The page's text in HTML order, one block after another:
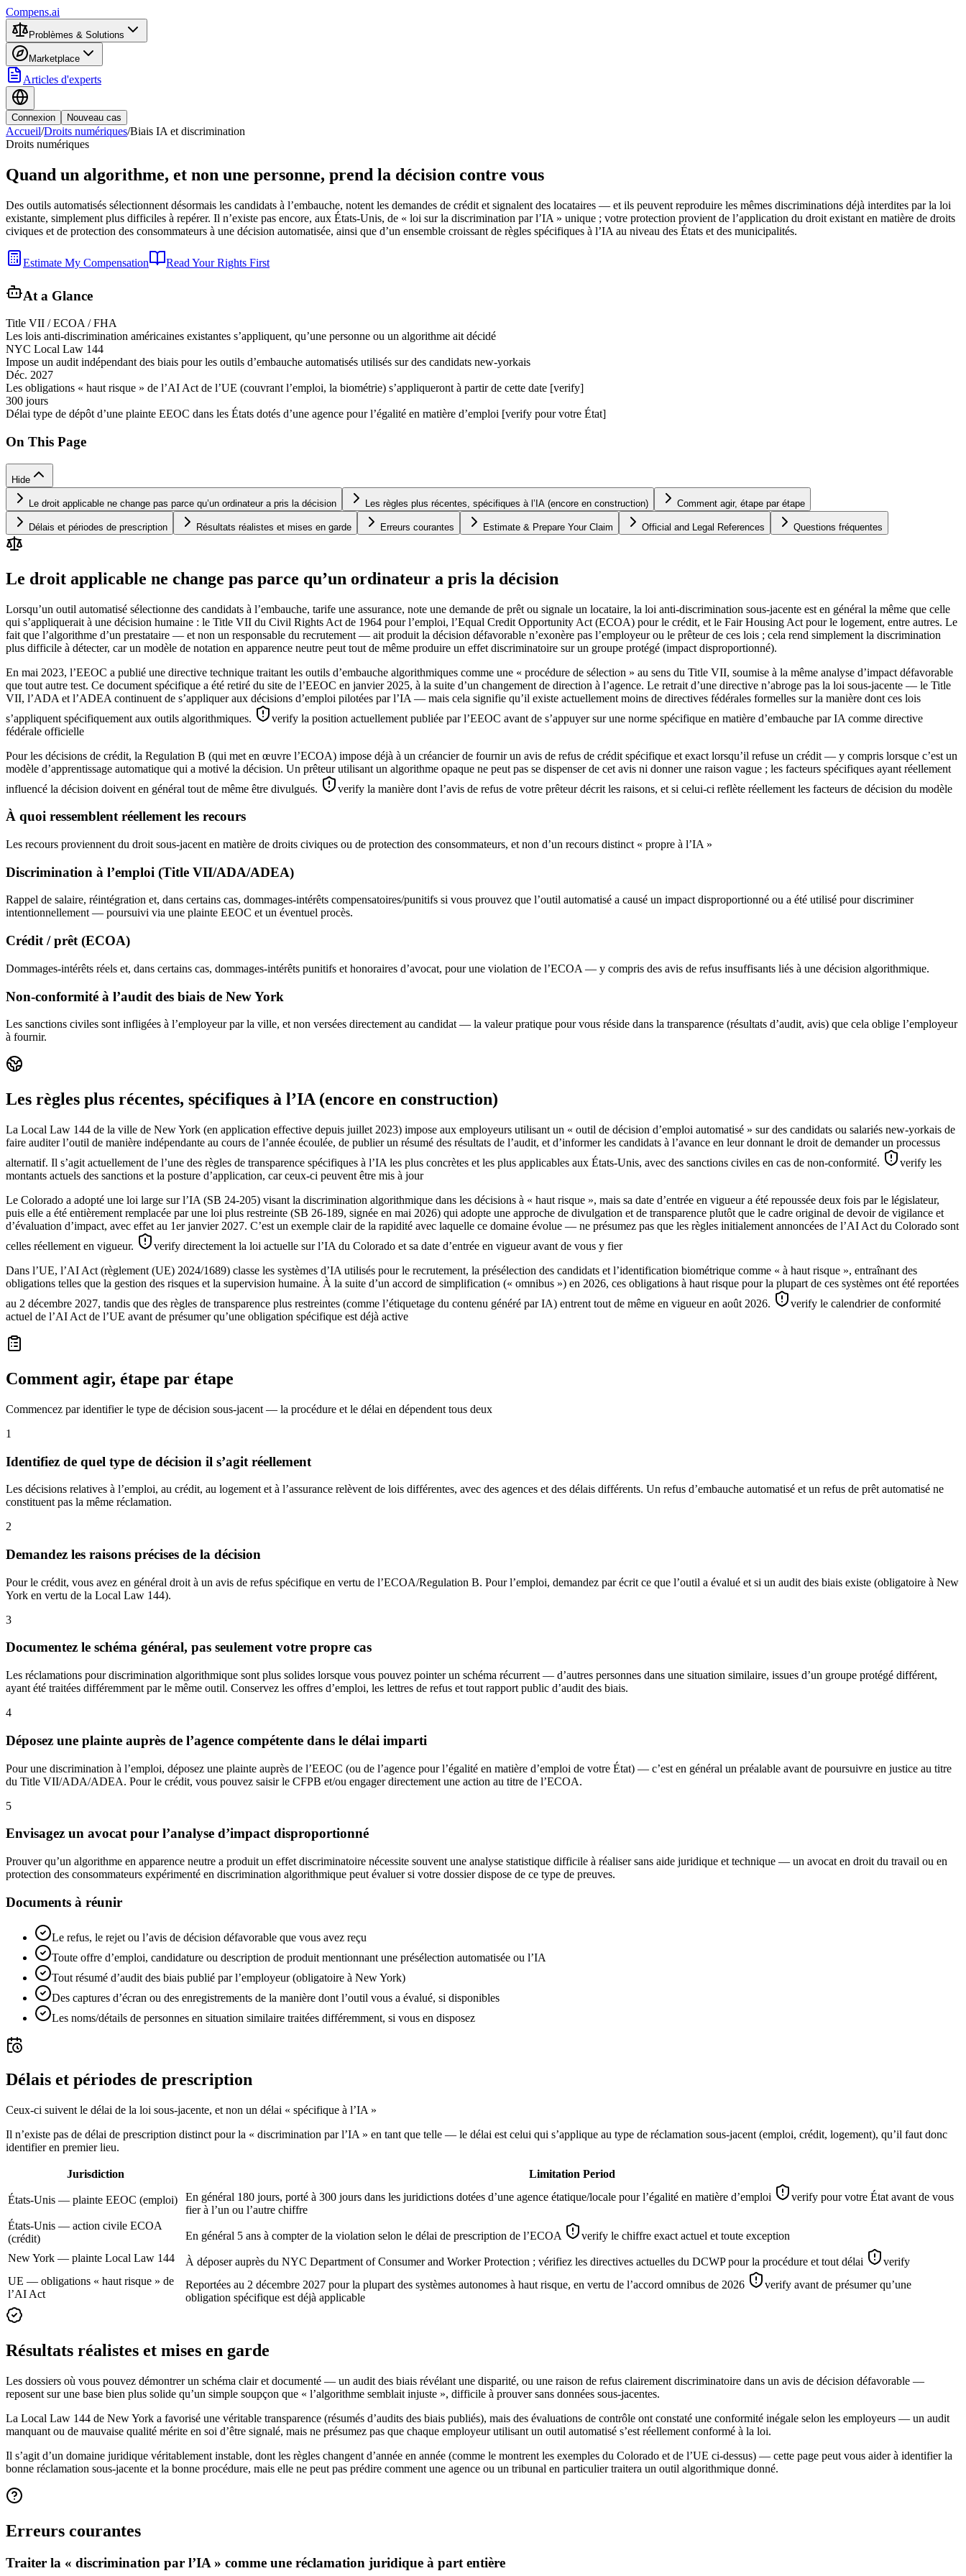
Compens.ai
Problèmes & Solutions
Marketplace
Articles d'experts
Connexion Nouveau cas
Accueil/Droits numériques/Biais IA et discrimination
Droits numériques
Quand un algorithme, et non une personne, prend la décision contre vous
Des outils automatisés sélectionnent désormais les candidats à l’embauche, notent les demandes de crédit et signalent des locataires — et ils peuvent reproduire les mêmes discriminations déjà interdites par la loi
existante, simplement plus difficiles à repérer. Il n’existe pas encore, aux États-Unis, de « loi sur la discrimination par l’IA » unique ; votre protection provient de l’application du droit existant en matière de droits
civiques et de protection des consommateurs à une décision automatisée, ainsi que d’un ensemble croissant de règles spécifiques à l’IA au niveau des États et des municipalités.
Estimate My Compensation Read Your Rights First
At a Glance
Title VII / ECOA / FHA
Les lois anti-discrimination américaines existantes s’appliquent, qu’une personne ou un algorithme ait décidé
NYC Local Law 144
Impose un audit indépendant des biais pour les outils d’embauche automatisés utilisés sur des candidats new-yorkais
Déc. 2027
Les obligations « haut risque » de l’AI Act de l’UE (couvrant l’emploi, la biométrie) s’appliqueront à partir de cette date [verify]
300 jours
Délai type de dépôt d’une plainte EEOC dans les États dotés d’une agence pour l’égalité en matière d’emploi [verify pour votre État]
On This Page
Hide
Le droit applicable ne change pas parce qu’un ordinateur a pris la décision Les règles plus récentes, spécifiques à l’IA (encore en construction) Comment agir, étape par étape
Délais et périodes de prescription Résultats réalistes et mises en garde Erreurs courantes Estimate & Prepare Your Claim Official and Legal References Questions fréquentes
Le droit applicable ne change pas parce qu’un ordinateur a pris la décision
Lorsqu’un outil automatisé sélectionne des candidats à l’embauche, tarife une assurance, note une demande de prêt ou signale un locataire, la loi anti-discrimination sous-jacente est en général la même que celle
qui s’appliquerait à une décision humaine : le Title VII du Civil Rights Act de 1964 pour l’emploi, l’Equal Credit Opportunity Act (ECOA) pour le crédit, et le Fair Housing Act pour le logement, entre autres. Le
fait que l’algorithme d’un prestataire — et non un responsable du recrutement — ait produit la décision défavorable n’exonère pas l’employeur ou le prêteur de ces lois ; cela rend simplement la discrimination
plus difficile à détecter, car un modèle de notation en apparence neutre peut tout de même produire un effet discriminatoire sur un groupe protégé (impact disproportionné).
En mai 2023, l’EEOC a publié une directive technique traitant les outils d’embauche algorithmiques comme une « procédure de sélection » au sens du Title VII, soumise à la même analyse d’impact défavorable
que tout autre test. Ce document spécifique a été retiré du site de l’EEOC en janvier 2025, à la suite d’un changement de direction à l’agence. Le retrait d’une directive n’abroge pas la loi sous-jacente — le Title
VII, l’ADA et l’ADEA continuent de s’appliquer aux décisions d’emploi pilotées par l’IA — mais cela signifie qu’il existe actuellement moins de directives fédérales formelles sur la manière dont ces lois
s’appliquent spécifiquement aux outils algorithmiques.
verify la position actuellement publiée par l’EEOC avant de s’appuyer sur une norme spécifique en matière d’embauche par IA comme directive
fédérale officielle
Pour les décisions de crédit, la Regulation B (qui met en œuvre l’ECOA) impose déjà à un créancier de fournir un avis de refus de crédit spécifique et exact lorsqu’il refuse un crédit — y compris lorsque c’est un
modèle d’apprentissage automatique qui a motivé la décision. Un prêteur utilisant un algorithme opaque ne peut pas se dispenser de cet avis ni donner une raison vague ; les facteurs spécifiques ayant réellement
influencé la décision doivent en général tout de même être divulgués.
verify la manière dont l’avis de refus de votre prêteur décrit les raisons, et si celui-ci reflète réellement les facteurs de décision du modèle
À quoi ressemblent réellement les recours
Les recours proviennent du droit sous-jacent en matière de droits civiques ou de protection des consommateurs, et non d’un recours distinct « propre à l’IA »
Discrimination à l’emploi (Title VII/ADA/ADEA)
Rappel de salaire, réintégration et, dans certains cas, dommages-intérêts compensatoires/punitifs si vous prouvez que l’outil automatisé a causé un impact disproportionné ou a été utilisé pour discriminer
intentionnellement — poursuivi via une plainte EEOC et un éventuel procès.
Crédit / prêt (ECOA)
Dommages-intérêts réels et, dans certains cas, dommages-intérêts punitifs et honoraires d’avocat, pour une violation de l’ECOA — y compris des avis de refus insuffisants liés à une décision algorithmique.
Non-conformité à l’audit des biais de New York
Les sanctions civiles sont infligées à l’employeur par la ville, et non versées directement au candidat — la valeur pratique pour vous réside dans la transparence (résultats d’audit, avis) que cela oblige l’employeur
à fournir.
Les règles plus récentes, spécifiques à l’IA (encore en construction)
La Local Law 144 de la ville de New York (en application effective depuis juillet 2023) impose aux employeurs utilisant un « outil de décision d’emploi automatisé » sur des candidats ou salariés new-yorkais de
faire auditer l’outil de manière indépendante au cours de l’année écoulée, de publier un résumé des résultats de l’audit, et d’informer les candidats à l’avance en leur donnant le droit de demander un processus
alternatif. Il s’agit actuellement de l’une des règles de transparence spécifiques à l’IA les plus concrètes et les plus applicables aux États-Unis, avec des sanctions civiles en cas de non-conformité.
verify les
montants actuels des sanctions et la posture d’application, car ceux-ci peuvent être mis à jour
Le Colorado a adopté une loi large sur l’IA (SB 24-205) visant la discrimination algorithmique dans les décisions à « haut risque », mais sa date d’entrée en vigueur a été repoussée deux fois par le législateur,
puis elle a été entièrement remplacée par une loi plus restreinte (SB 26-189, signée en mai 2026) qui adopte une approche de divulgation et de transparence plutôt que le cadre original de devoir de vigilance et
d’évaluation d’impact, avec effet au 1er janvier 2027. C’est un exemple clair de la rapidité avec laquelle ce domaine évolue — ne présumez pas que les règles initialement annoncées de l’AI Act du Colorado sont
celles réellement en vigueur.
verify directement la loi actuelle sur l’IA du Colorado et sa date d’entrée en vigueur avant de vous y fier
Dans l’UE, l’AI Act (règlement (UE) 2024/1689) classe les systèmes d’IA utilisés pour le recrutement, la présélection des candidats et l’identification biométrique comme « à haut risque », entraînant des
obligations telles que la gestion des risques et la supervision humaine. À la suite d’un accord de simplification (« omnibus ») en 2026, ces obligations à haut risque pour la plupart de ces systèmes ont été reportées
au 2 décembre 2027, tandis que des règles de transparence plus restreintes (comme l’étiquetage du contenu généré par IA) entrent tout de même en vigueur en août 2026.
verify le calendrier de conformité
actuel de l’AI Act de l’UE avant de présumer qu’une obligation spécifique est déjà active
Comment agir, étape par étape
Commencez par identifier le type de décision sous-jacent — la procédure et le délai en dépendent tous deux
1
Identifiez de quel type de décision il s’agit réellement
Les décisions relatives à l’emploi, au crédit, au logement et à l’assurance relèvent de lois différentes, avec des agences et des délais différents. Un refus d’embauche automatisé et un refus de prêt automatisé ne
constituent pas la même réclamation.
2
Demandez les raisons précises de la décision
Pour le crédit, vous avez en général droit à un avis de refus spécifique en vertu de l’ECOA/Regulation B. Pour l’emploi, demandez par écrit ce que l’outil a évalué et si un audit des biais existe (obligatoire à New
York en vertu de la Local Law 144).
3
Documentez le schéma général, pas seulement votre propre cas
Les réclamations pour discrimination algorithmique sont plus solides lorsque vous pouvez pointer un schéma récurrent — d’autres personnes dans une situation similaire, issues d’un groupe protégé différent,
ayant été traitées différemment par le même outil. Conservez les offres d’emploi, les lettres de refus et tout rapport public d’audit des biais.
4
Déposez une plainte auprès de l’agence compétente dans le délai imparti
Pour une discrimination à l’emploi, déposez une plainte auprès de l’EEOC (ou de l’agence pour l’égalité en matière d’emploi de votre État) — c’est en général un préalable avant de poursuivre en justice au titre
du Title VII/ADA/ADEA. Pour le crédit, vous pouvez saisir le CFPB et/ou engager directement une action au titre de l’ECOA.
5
Envisagez un avocat pour l’analyse d’impact disproportionné
Prouver qu’un algorithme en apparence neutre a produit un effet discriminatoire nécessite souvent une analyse statistique difficile à réaliser sans aide juridique et technique — un avocat en droit du travail ou en
protection des consommateurs expérimenté en discrimination algorithmique peut évaluer si votre dossier dispose de ce type de preuves.
Documents à réunir
Le refus, le rejet ou l’avis de décision défavorable que vous avez reçu
Toute offre d’emploi, candidature ou description de produit mentionnant une présélection automatisée ou l’IA
Tout résumé d’audit des biais publié par l’employeur (obligatoire à New York)
Des captures d’écran ou des enregistrements de la manière dont l’outil vous a évalué, si disponibles
Les noms/détails de personnes en situation similaire traitées différemment, si vous en disposez
Délais et périodes de prescription
Ceux-ci suivent le délai de la loi sous-jacente, et non un délai « spécifique à l’IA »
Il n’existe pas de délai de prescription distinct pour la « discrimination par l’IA » en tant que telle — le délai est celui qui s’applique au type de réclamation sous-jacent (emploi, crédit, logement), qu’il faut donc
identifier en premier lieu.
Jurisdiction Limitation Period
États-Unis — plainte EEOC (emploi) En général 180 jours, porté à 300 jours dans les juridictions dotées d’une agence étatique/locale pour l’égalité en matière d’emploi
verify pour votre État avant de vous
fier à l’un ou l’autre chiffre
États-Unis — action civile ECOA
(crédit)
En général 5 ans à compter de la violation selon le délai de prescription de l’ECOA
verify le chiffre exact actuel et toute exception
New York — plainte Local Law 144
À déposer auprès du NYC Department of Consumer and Worker Protection ; vérifiez les directives actuelles du DCWP pour la procédure et tout délai
verify
UE — obligations « haut risque » de
l’AI Act
Reportées au 2 décembre 2027 pour la plupart des systèmes autonomes à haut risque, en vertu de l’accord omnibus de 2026
verify avant de présumer qu’une
obligation spécifique est déjà applicable
Résultats réalistes et mises en garde
Les dossiers où vous pouvez démontrer un schéma clair et documenté — un audit des biais révélant une disparité, ou une raison de refus clairement discriminatoire dans un avis de décision défavorable —
reposent sur une base bien plus solide qu’un simple soupçon que « l’algorithme semblait injuste », difficile à prouver sans données sous-jacentes.
La Local Law 144 de New York a favorisé une véritable transparence (résumés d’audits des biais publiés), mais des évaluations de contrôle ont constaté une conformité inégale selon les employeurs — un audit
manquant ou de mauvaise qualité mérite en soi d’être signalé, mais ne présumez pas que chaque employeur utilisant un outil automatisé s’est réellement conformé à la loi.
Il s’agit d’un domaine juridique véritablement instable, dont les règles changent d’année en année (comme le montrent les exemples du Colorado et de l’UE ci-dessus) — cette page peut vous aider à identifier la
bonne réclamation sous-jacente et la bonne procédure, mais elle ne peut pas prédire comment une agence ou un tribunal en particulier traitera un outil algorithmique donné.
Erreurs courantes
Traiter la « discrimination par l’IA » comme une réclamation juridique à part entière